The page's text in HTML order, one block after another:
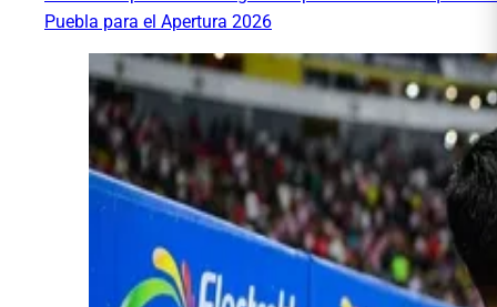
Puebla para el Apertura 2026